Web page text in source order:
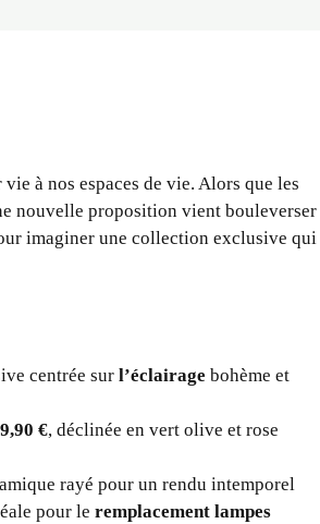
à nos espaces de vie. Alors que les
nouvelle proposition vient bouleverser
imaginer une collection exclusive qui
centrée sur l’éclairage bohème et
€, déclinée en vert olive et rose
rayé pour un rendu intemporel
pour le remplacement lampes